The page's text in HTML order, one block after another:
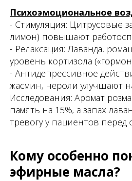
Психоэмоциональное
- Стимуляция: Цитрусовые
лимон) повышают
- Релаксация: Лаванда,
уровень кортизола
- Антидепрессивное
жасмин, нероли улучшают
Исследования: Аромат
память на 15%, а запах
тревогу у пациентов перед
Кому особенно
эфирные масла?